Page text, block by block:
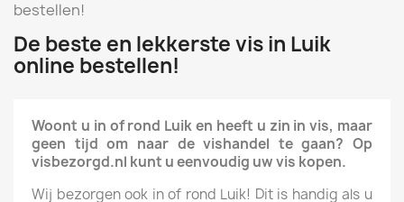
bestellen!
De beste en lekkerste vis in Luik
online bestellen!
Woont u in of rond Luik en heeft u zin in vis, maar
geen tijd om naar de vishandel te gaan? Op
visbezorgd.nl kunt u eenvoudig uw vis kopen.
Wij bezorgen ook in of rond Luik! Dit is handig als u